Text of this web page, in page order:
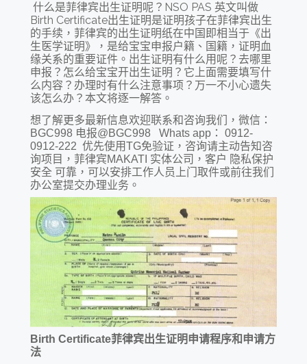
什么是菲律宾出生证明呢？NSO PAS 英文叫做
Birth Certificate出生证明是证明孩子在菲律宾出生
的手续，菲律宾的出生证明纸在中国即相当于《出
生医学证明》，是给宝宝申报户籍、国籍，证明血
缘关系的重要证件。出生证明有什么用呢？去哪里
申报？怎么给宝宝开出生证明？它上面需要填写什
么内容？办理时有什么注意事项？万一不小心遗失
该怎么办？本文将逐一解答。
想了解更多最新信息欢迎联系和咨询我们，微信：
BGC998 电报@BGC998 Whats app： 0912-
0912-222 优先使用TG免验证，咨询请主动告知咨
询项目，菲律宾MAKATI 实体公司，客户 隐私保护
安全 可靠，可以安排工作人员上门取件或前往我们
办公室提交办理业务。
Birth Certificate菲律宾出生证明申请程序和申请方
法